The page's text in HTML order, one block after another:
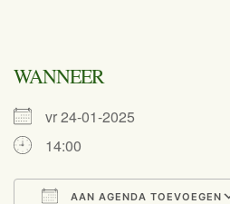
WANNEER
vr 24-01-2025
14:00
AAN AGENDA TOEVOEGEN